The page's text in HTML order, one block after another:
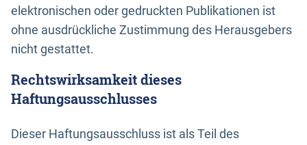
elektronischen oder gedruckten Publikationen ist
ohne ausdrückliche Zustimmung des Herausgebers
nicht gestattet.
Rechtswirksamkeit dieses
Haftungsausschlusses
Dieser Haftungsausschluss ist als Teil des